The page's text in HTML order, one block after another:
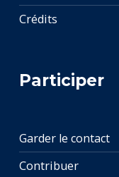
Crédits
Participer
Garder le contact
Contribuer